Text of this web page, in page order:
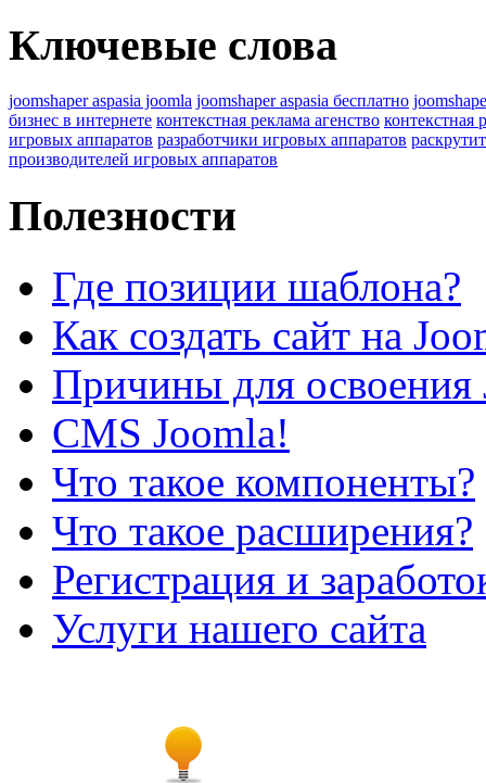
Ключевые слова
joomshaper aspasia joomla joomshaper aspasia бесплатно
бизнес в интернете контекстная реклама агенство контекстная
игровых аппаратов разработчики игровых аппаратов
производителей игровых аппаратов
Полезности
Где позиции шаблона?
Как создать сайт на
Причины для освоения
CMS Joomla!
Что такое компоненты?
Что такое расширения?
Регистрация и
Услуги нашего сайта